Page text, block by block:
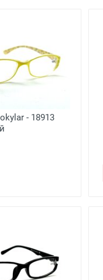
- 18913